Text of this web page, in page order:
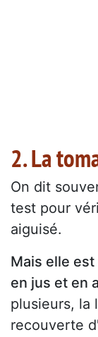
2. La
On dit
test pour
aiguisé.
Mais elle
en jus et en
plusieurs, la
recouverte